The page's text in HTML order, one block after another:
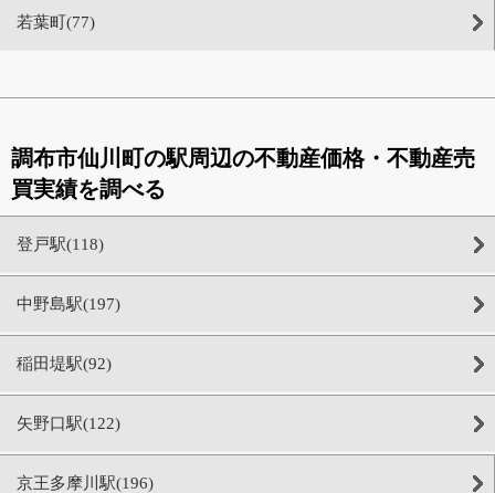
若葉町(77)
調布市仙川町の駅周辺の不動産価格・不動産売
買実績を調べる
登戸駅(118)
中野島駅(197)
稲田堤駅(92)
矢野口駅(122)
京王多摩川駅(196)